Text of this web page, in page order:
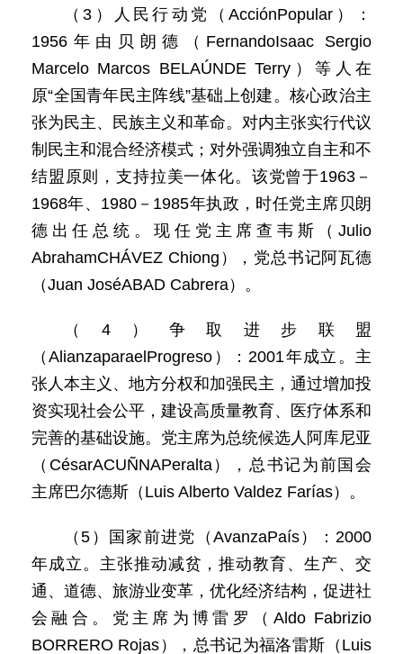
（3）人民行动党（AcciónPopular）：
1956年由贝朗德（FernandoIsaac Sergio
Marcelo Marcos BELAÚNDE Terry）等人在
原“全国青年民主阵线”基础上创建。核心政治主
张为民主、民族主义和革命。对内主张实行代议
制民主和混合经济模式；对外强调独立自主和不
结盟原则，支持拉美一体化。该党曾于1963－
1968年、1980－1985年执政，时任党主席贝朗
德出任总统。现任党主席查韦斯（Julio
AbrahamCHÁVEZ Chiong），党总书记阿瓦德
（Juan JoséABAD Cabrera）。
（4）争取进步联盟
（AlianzaparaelProgreso）：2001年成立。主
张人本主义、地方分权和加强民主，通过增加投
资实现社会公平，建设高质量教育、医疗体系和
完善的基础设施。党主席为总统候选人阿库尼亚
（CésarACUÑNAPeralta），总书记为前国会
主席巴尔德斯（Luis Alberto Valdez Farías）。
（5）国家前进党（AvanzaPaís）：2000
年成立。主张推动减贫，推动教育、生产、交
通、道德、旅游业变革，优化经济结构，促进社
会融合。党主席为博雷罗（Aldo Fabrizio
BORRERO Rojas），总书记为福洛雷斯（Luis